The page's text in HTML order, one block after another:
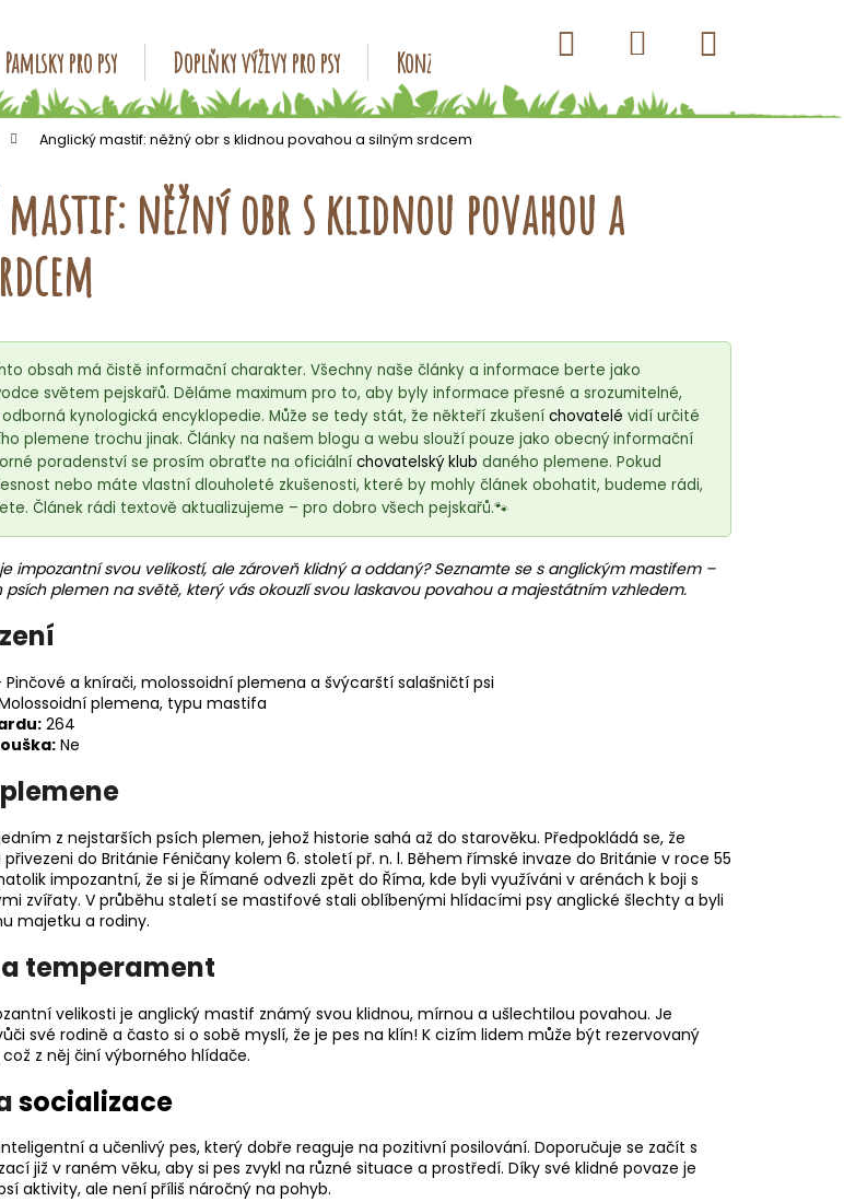
Pamlsky pro psy Doplňky výživy pro psy Konzervy pro psy Kapsičky pro psy
Hledat Přihlášení
košík
Anglický mastif: něžný obr s klidnou povahou a silným srdcem
něžný obr s klidnou povahou a
obsah má čistě informační charakter. Všechny naše články a informace berte jako
světem pejskařů. Děláme maximum pro to, aby byly informace přesné a srozumitelné,
kynologická encyklopedie. Může se tedy stát, že někteří zkušení chovatelé vidí určité
plemene trochu jinak. Články na našem blogu a webu slouží pouze jako obecný informační
poradenství se prosím obraťte na oficiální chovatelský klub daného plemene. Pokud
nebo máte vlastní dlouholeté zkušenosti, které by mohly článek obohatit, budeme rádi,
Článek rádi textově aktualizujeme – pro dobro všech pejskařů.🐾
impozantní svou velikostí, ale zároveň klidný a oddaný? Seznamte se s anglickým mastifem –
psích plemen na světě, který vás okouzlí svou laskavou povahou a majestátním vzhledem.
Pinčové a knírači, molossoidní plemena a švýcarští salašničtí psi
Molossoidní plemena, typu mastifa
264
Ne
z nejstarších psích plemen, jehož historie sahá až do starověku. Předpokládá se, že
do Británie Féničany kolem 6. století př. n. l. Během římské invaze do Británie v roce 55
impozantní, že si je Římané odvezli zpět do Říma, kde byli využíváni v arénách k boji s
zvířaty. V průběhu staletí se mastifové stali oblíbenými hlídacími psy anglické šlechty a byli
majetku a rodiny.
a temperament
velikosti je anglický mastif známý svou klidnou, mírnou a ušlechtilou povahou. Je
své rodině a často si o sobě myslí, že je pes na klín! K cizím lidem může být rezervovaný
z něj činí výborného hlídače.
socializace
a učenlivý pes, který dobře reaguje na pozitivní posilování. Doporučuje se začít s
již v raném věku, aby si pes zvykl na různé situace a prostředí. Díky své klidné povaze je
aktivity, ale není příliš náročný na pohyb.
najít?
HLEDAT